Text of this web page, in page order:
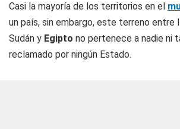
Casi la mayoría de los territorios en el
un país, sin embargo, este terreno entre
Sudán y Egipto no pertenece a nadie ni
reclamado por ningún Estado.